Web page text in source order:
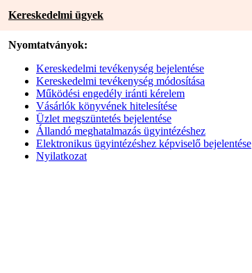
Kereskedelmi ügyek
Nyomtatványok:
Kereskedelmi tevékenység bejelentése
Kereskedelmi tevékenység módosítása
Működési engedély iránti kérelem
Vásárlók könyvének hitelesítése
Üzlet megszüntetés bejelentése
Állandó meghatalmazás ügyintézéshez
Elektronikus ügyintézéshez képviselő bejelentése
Nyilatkozat